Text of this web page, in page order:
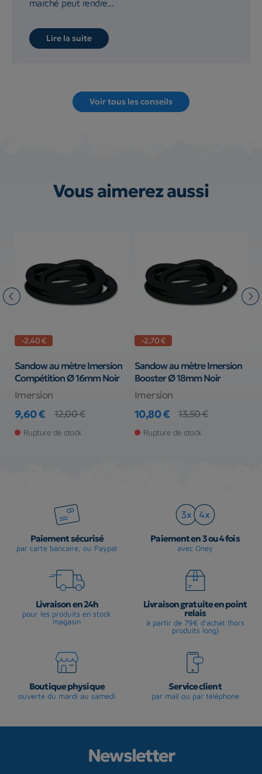
marché peut rendre...
Lire la suite
Voir tous les conseils
Vous aimerez aussi
-2,40 €
Sandow au mètre Imersion
Compétition Ø 16mm Noir
Imersion
Prix
9,60 €
Prix de base
12,00 €
Rupture de stock
-2,70 €
Sandow au mètre Imersion
Booster Ø 18mm Noir
Imersion
Prix
10,80 €
Prix de base
13,50 €
Rupture de stock
Paiement sécurisé
par carte bancaire, ou Paypal
Paiement en 3 ou 4 fois
avec Oney
Livraison en 24h
pour les produits en stock
magasin
Livraison gratuite en point
relais
à partir de 79€ d'achat (hors
produits long)
Boutique physique
ouverte du mardi au samedi
Service client
par mail ou par téléphone
Newsletter